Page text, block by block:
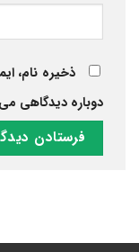
ذخیره نام،
دوباره دیدگاهی